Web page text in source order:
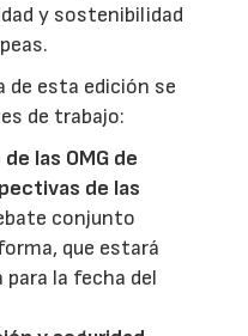
y sostenibilidad
de esta edición se
de trabajo:
las OMG de
de las
conjunto
que estará
la fecha del